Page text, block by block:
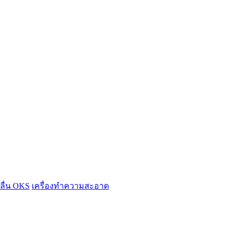
น OKS เครื่องทำความสะอาด